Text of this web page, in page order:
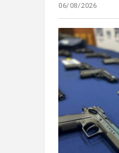
06/08/2026